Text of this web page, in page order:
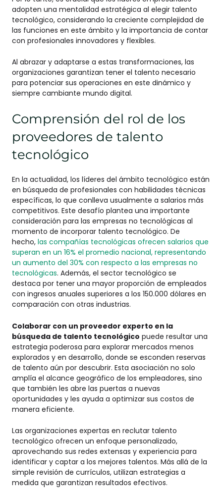
adopten una mentalidad estratégica al elegir talento
tecnológico, considerando la creciente complejidad de
las funciones en este ámbito y la importancia de contar
con profesionales innovadores y flexibles.
Al abrazar y adaptarse a estas transformaciones, las
organizaciones garantizan tener el talento necesario
para potenciar sus operaciones en este dinámico y
siempre cambiante mundo digital.
Comprensión del rol de los
proveedores de talento
tecnológico
En la actualidad, los líderes del ámbito tecnológico están
en búsqueda de profesionales con habilidades técnicas
específicas, lo que conlleva usualmente a salarios más
competitivos. Este desafío plantea una importante
consideración para las empresas no tecnológicas al
momento de incorporar talento tecnológico. De
hecho, las compañías tecnológicas ofrecen salarios que
superan en un 16% el promedio nacional, representando
un aumento del 30% con respecto a las empresas no
tecnológicas. Además, el sector tecnológico se
destaca por tener una mayor proporción de empleados
con ingresos anuales superiores a los 150.000 dólares en
comparación con otras industrias.
Colaborar con un proveedor experto en la
búsqueda de talento tecnológico puede resultar una
estrategia poderosa para explorar mercados menos
explorados y en desarrollo, donde se esconden reservas
de talento aún por descubrir. Esta asociación no solo
amplía el alcance geográfico de los empleadores, sino
que también les abre las puertas a nuevas
oportunidades y les ayuda a optimizar sus costos de
manera eficiente.
Las organizaciones expertas en reclutar talento
tecnológico ofrecen un enfoque personalizado,
aprovechando sus redes extensas y experiencia para
identificar y captar a los mejores talentos. Más allá de la
simple revisión de currículos, utilizan estrategias a
medida que garantizan resultados efectivos.